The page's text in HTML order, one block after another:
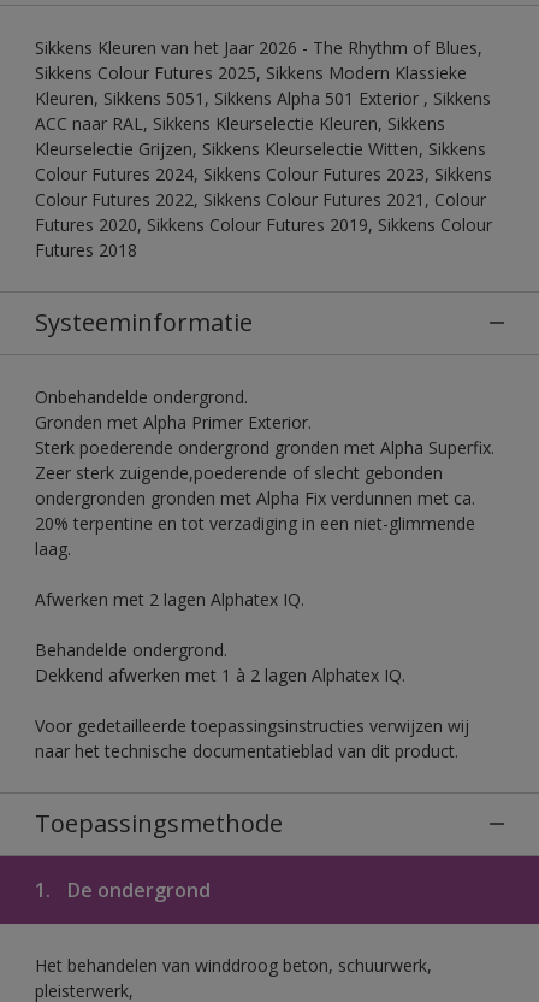
Sikkens Kleuren van het Jaar 2026 - The Rhythm of Blues,
Sikkens Colour Futures 2025, Sikkens Modern Klassieke
Kleuren, Sikkens 5051, Sikkens Alpha 501 Exterior , Sikkens
ACC naar RAL, Sikkens Kleurselectie Kleuren, Sikkens
Kleurselectie Grijzen, Sikkens Kleurselectie Witten, Sikkens
Colour Futures 2024, Sikkens Colour Futures 2023, Sikkens
Colour Futures 2022, Sikkens Colour Futures 2021, Colour
Futures 2020, Sikkens Colour Futures 2019, Sikkens Colour
Futures 2018
Systeeminformatie
Onbehandelde ondergrond.
Gronden met Alpha Primer Exterior.
Sterk poederende ondergrond gronden met Alpha Superfix.
Zeer sterk zuigende,poederende of slecht gebonden
ondergronden gronden met Alpha Fix verdunnen met ca.
20% terpentine en tot verzadiging in een niet-glimmende
laag.
Afwerken met 2 lagen Alphatex IQ.
Behandelde ondergrond.
Dekkend afwerken met 1 à 2 lagen Alphatex IQ.
Voor gedetailleerde toepassingsinstructies verwijzen wij
naar het technische documentatieblad van dit product.
Toepassingsmethode
1. De ondergrond
Het behandelen van winddroog beton, schuurwerk,
pleisterwerk,